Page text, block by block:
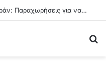
Το δίλημμα του Τραμπ για το Ιράν: Παραχωρήσεις για να ανοίξει το Ορμούζ ή συνέχιση του πολέμου